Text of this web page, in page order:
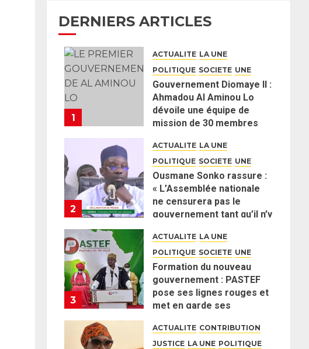
DERNIERS ARTICLES
1
ACTUALITE LA UNE
POLITIQUE SOCIETE UNE
Gouvernement Diomaye II :
Ahmadou Al Aminou Lo
dévoile une équipe de
mission de 30 membres
2
ACTUALITE LA UNE
POLITIQUE SOCIETE UNE
Ousmane Sonko rassure :
« L’Assemblée nationale
ne censurera pas le
gouvernement tant qu’il n’y
politique contre Pastef »
2 JUIN 2026 0
3
ACTUALITE LA UNE
POLITIQUE SOCIETE UNE
Formation du nouveau
gouvernement : PASTEF
pose ses lignes rouges et
met en garde ses
26 MAI 2026 0
ACTUALITE CONTRIBUTION
JUSTICE LA UNE POLITIQUE